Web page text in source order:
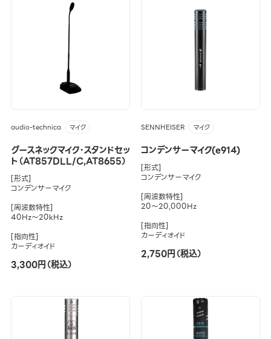
audio-technica マイク
グースネックマイク・スタンドセッ
ト（AT857DLL/C,AT8655）
[形式]
コンデンサーマイク
[周波数特性]
40Hz～20kHz
[指向性]
カーディオイド
3,300円（税込）
SENNHEISER マイク
コンデンサーマイク(e914)
[形式]
コンデンサーマイク
[周波数特性]
20～20,000Hz
[指向性]
カーディオイド
2,750円（税込）